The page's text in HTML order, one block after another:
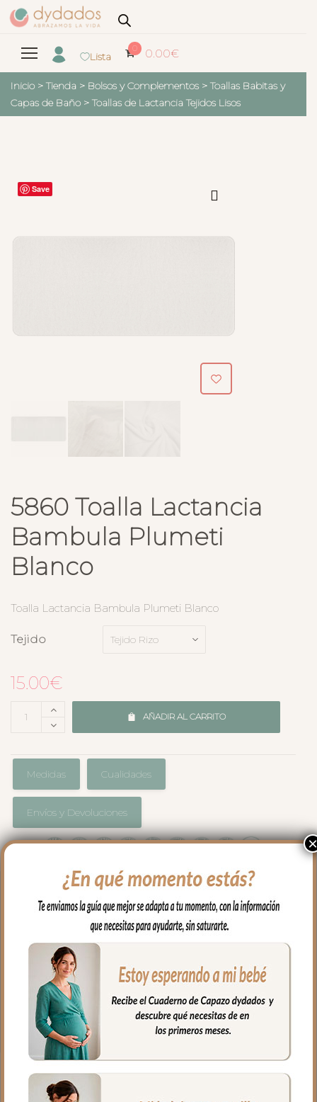
Lista
0 0.00€
Inicio > Tienda > Bolsos y Complementos > Toallas Babitas y
Capas de Baño > Toallas de Lactancia Tejidos Lisos
Save
5860 Toalla Lactancia
Bambula Plumeti
Blanco
Toalla Lactancia Bambula Plumeti Blanco
Tejido
15.00€
AÑADIR AL CARRITO
Medidas Cualidades
Envíos y Devoluciones
En rizo de algodón con el borde a juego
con la colección que hayas elegido para
tu capazo.
Perfecta para el uso diario con tu bebe
sobre todo para poner al hombro después
de cada toma.
Medidas: 50x25cm
×